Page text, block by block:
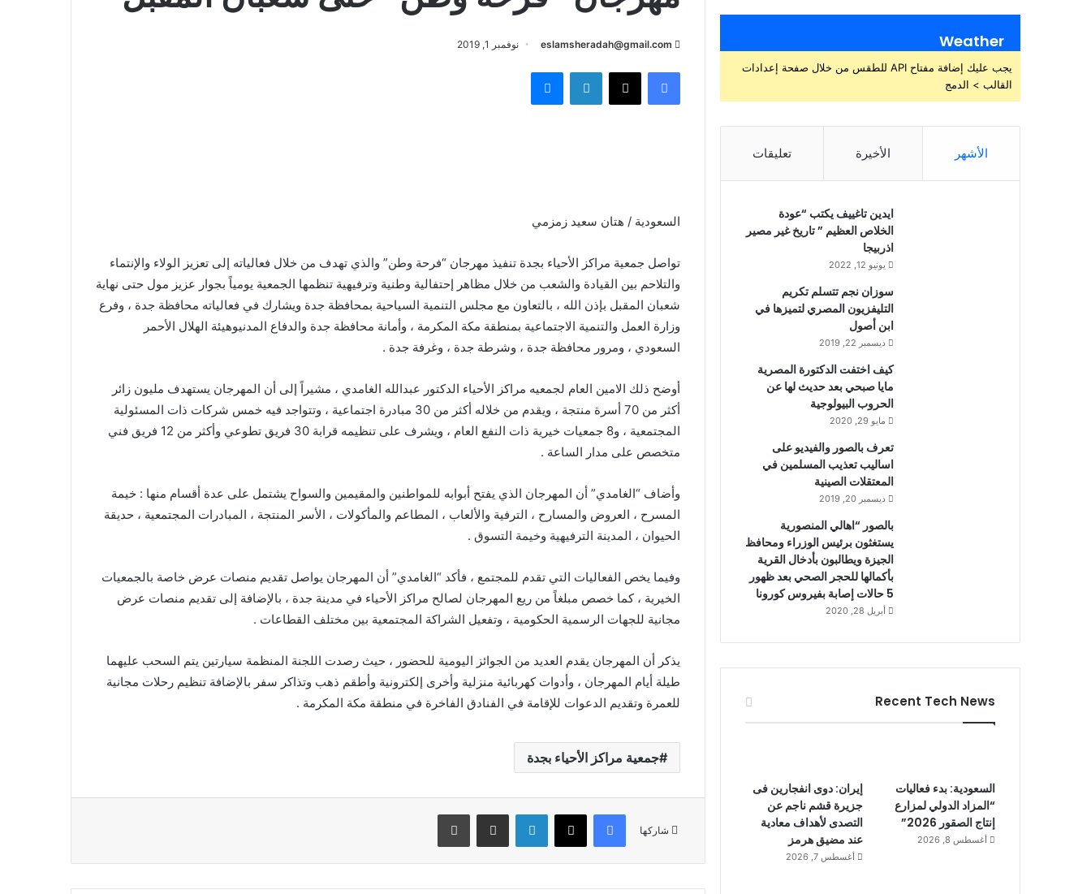
eslamsheradah@gmail.com نوفمبر 1, 2019
فيسبوك لينكدإن
السعودية / هتان سعيد زمزمي
تواصل جمعية مراكز الأحياء بجدة تنفيذ مهرجان “فرحة وطن” والذي تهدف من خلال فعالياته إلى تعزيز الولاء والإنتماء
والتلاحم بين القيادة والشعب من خلال مظاهر إحتفالية وطنية وترفيهية تنظمها الجمعية يومياً بجوار عزيز مول حتى نهاية
شعبان المقبل بإذن الله ، بالتعاون مع مجلس التنمية السياحية بمحافظة جدة ويشارك في فعالياته محافظة جدة ، وفرع
وزارة العمل والتنمية الاجتماعية بمنطقة مكة المكرمة ، وأمانة محافظة جدة والدفاع المدنيوهيئة الهلال الأحمر
السعودي ، ومرور محافظة جدة ، وشرطة جدة ، وغرفة جدة .
أوضح ذلك الامين العام لجمعيه مراكز الأحياء الدكتور عبدالله الغامدي ، مشيراً إلى أن المهرجان يستهدف مليون زائر
أكثر من 70 أسرة منتجة ، ويقدم من خلاله أكثر من 30 مبادرة اجتماعية ، وتتواجد فيه خمس شركات ذات المسئولية
المجتمعية ، و8 جمعيات خيرية ذات النفع العام ، ويشرف على تنظيمه قرابة 30 فريق تطوعي وأكثر من 12 فريق فني
متخصص على مدار الساعة .
وأضاف “الغامدي” أن المهرجان الذي يفتح أبوابه للمواطنين والمقيمين والسواح يشتمل على عدة أقسام منها : خيمة
المسرح ، العروض والمسارح ، الترفية والألعاب ، المطاعم والمأكولات ، الأسر المنتجة ، المبادرات المجتمعية ، حديقة
الحيوان ، المدينة الترفيهية وخيمة التسوق .
وفيما يخص الفعاليات التي تقدم للمجتمع ، فأكد “الغامدي” أن المهرجان يواصل تقديم منصات عرض خاصة بالجمعيات
الخيرية ، كما خصص مبلغاً من ريع المهرجان لصالح مراكز الأحياء في مدينة جدة ، بالإضافة إلى تقديم منصات عرض
مجانية للجهات الرسمية الحكومية ، وتفعيل الشراكة المجتمعية بين مختلف القطاعات .
يذكر أن المهرجان يقدم العديد من الجوائز اليومية للحضور ، حيث رصدت اللجنة المنظمة سيارتين يتم السحب عليهما
طيلة أيام المهرجان ، وأدوات كهربائية منزلية وأخرى إلكترونية وأطقم ذهب وتذاكر سفر بالإضافة تنظيم رحلات مجانية
للعمرة وتقديم الدعوات للإقامة في الفنادق الفاخرة في منطقة مكة المكرمة .
جمعية مراكز الأحياء بجدة
شاركها
فيسبوك لينكدإن
Weather
يجب عليك إضافة مفتاح API للطقس من خلال صفحة إعدادات
القالب > الدمج
الأشهر الأخيرة تعليقات
ايدين تاغييف يكتب “عودة
الخلاص العظيم ” تاريخ غير مصير
اذربيجا
يونيو 12, 2022
سوزان نجم تتسلم تكريم
التليفزيون المصري لتميزها في
ابن أصول
ديسمبر 22, 2019
كيف اختفت الدكتورة المصرية
مايا صبحي بعد حديث لها عن
الحروب البيولوجية
مايو 29, 2020
تعرف بالصور والفيديو على
اساليب تعذيب المسلمين في
المعتقلات الصينية
ديسمبر 20, 2019
بالصور “اهالي المنصورية
يستغثون برئيس الوزراء ومحافظ
الجيزة ويطالبون بأدخال القرية
بأكمالها للحجر الصحي بعد ظهور
5 حالات إصابة بفيروس كورونا
أبريل 28, 2020
Recent Tech News
السعودية: بدء فعاليات
“المزاد الدولي لمزارع
إنتاج الصقور 2026”
أغسطس 8, 2026
إيران: دوى انفجارين فى
جزيرة قشم ناجم عن
التصدى لأهداف معادية
عند مضيق هرمز
أغسطس 7, 2026